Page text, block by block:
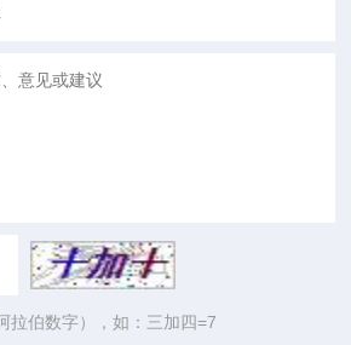
拉伯数字），如：三加四=7